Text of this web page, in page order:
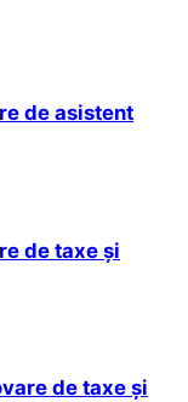
de asistent
de taxe și
de taxe și